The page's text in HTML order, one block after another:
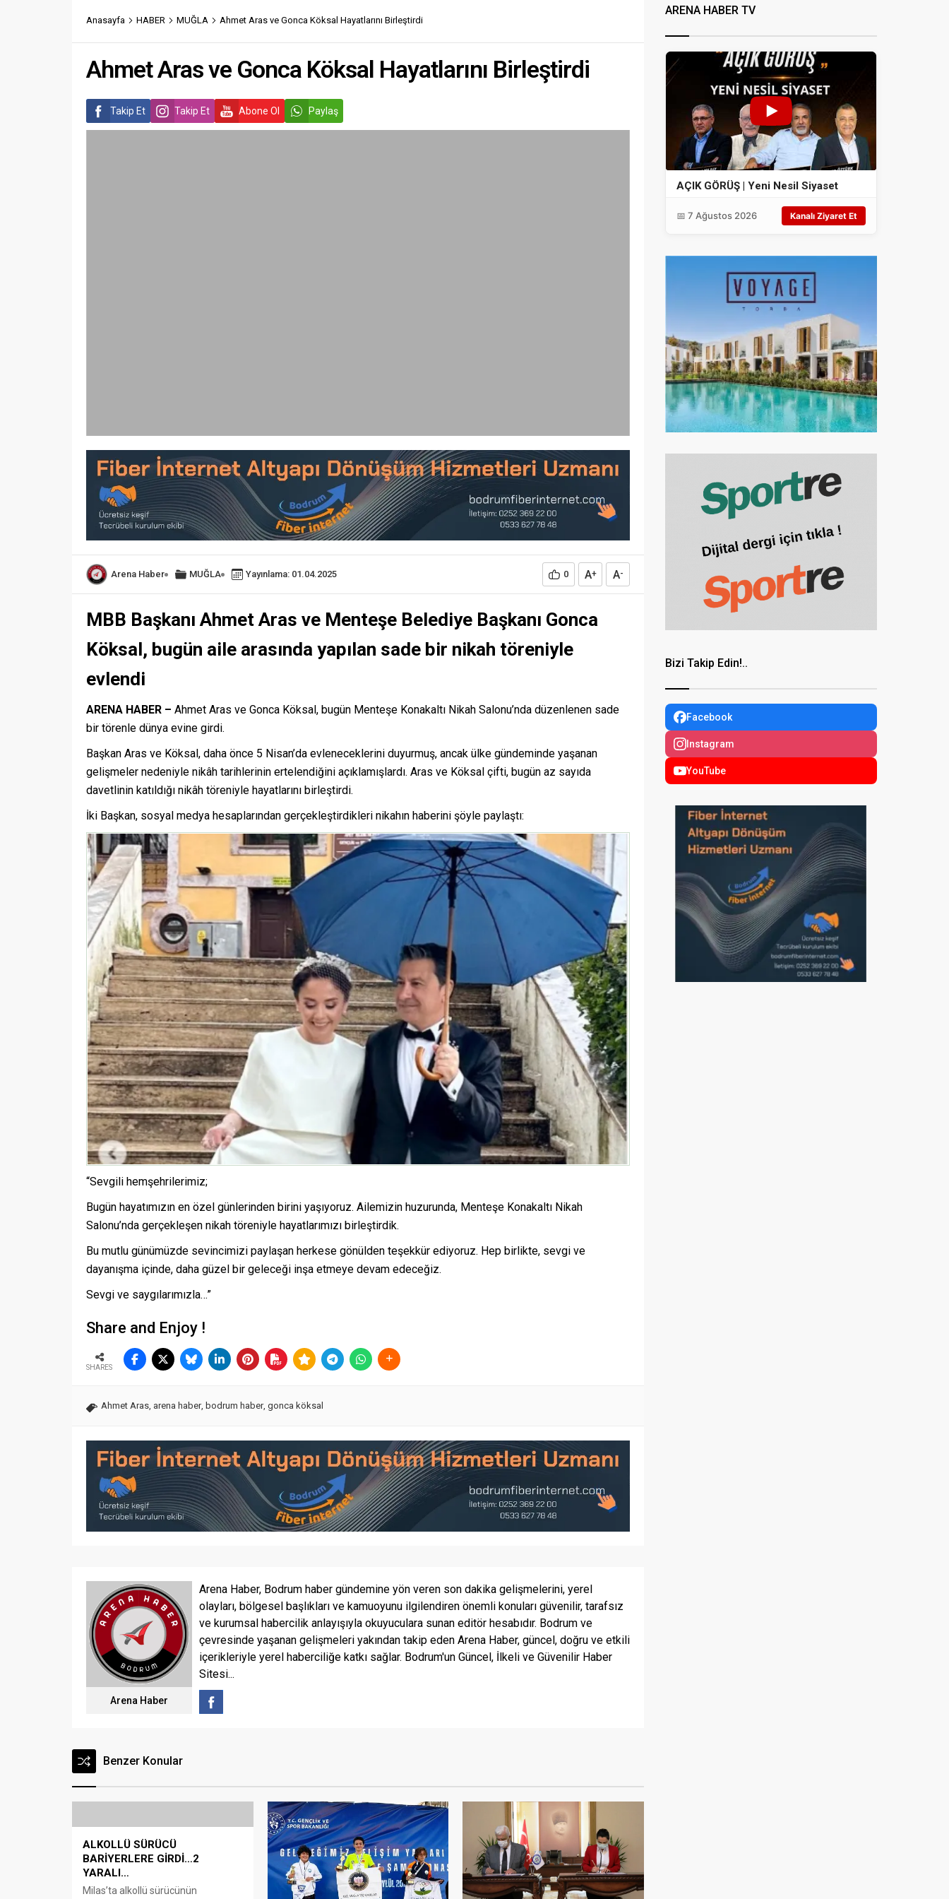
Anasayfa HABER MUĞLA Ahmet Aras ve Gonca Köksal Hayatlarını Birleştirdi
Ahmet Aras ve Gonca Köksal Hayatlarını Birleştirdi
Takip Et Takip Et Abone Ol Paylaş
Arena Haber MUĞLA Yayınlama: 01.04.2025 0 A+ A-
MBB Başkanı Ahmet Aras ve Menteşe Belediye Başkanı Gonca
Köksal, bugün aile arasında yapılan sade bir nikah töreniyle
evlendi
ARENA HABER – Ahmet Aras ve Gonca Köksal, bugün Menteşe Konakaltı Nikah Salonu’nda düzenlenen sade
bir törenle dünya evine girdi.
Başkan Aras ve Köksal, daha önce 5 Nisan’da evleneceklerini duyurmuş, ancak ülke gündeminde yaşanan
gelişmeler nedeniyle nikâh tarihlerinin ertelendiğini açıklamışlardı. Aras ve Köksal çifti, bugün az sayıda
davetlinin katıldığı nikâh töreniyle hayatlarını birleştirdi.
İki Başkan, sosyal medya hesaplarından gerçekleştirdikleri nikahın haberini şöyle paylaştı:
“Sevgili hemşehrilerimiz;
Bugün hayatımızın en özel günlerinden birini yaşıyoruz. Ailemizin huzurunda, Menteşe Konakaltı Nikah
Salonu’nda gerçekleşen nikah töreniyle hayatlarımızı birleştirdik.
Bu mutlu günümüzde sevincimizi paylaşan herkese gönülden teşekkür ediyoruz. Hep birlikte, sevgi ve
dayanışma içinde, daha güzel bir geleceği inşa etmeye devam edeceğiz.
Sevgi ve saygılarımızla…”
Share and Enjoy !
SHARES
Ahmet Aras, arena haber, bodrum haber, gonca köksal
Arena Haber
Arena Haber, Bodrum haber gündemine yön veren son dakika gelişmelerini, yerel
olayları, bölgesel başlıkları ve kamuoyunu ilgilendiren önemli konuları güvenilir, tarafsız
ve kurumsal habercilik anlayışıyla okuyuculara sunan editör hesabıdır. Bodrum ve
çevresinde yaşanan gelişmeleri yakından takip eden Arena Haber, güncel, doğru ve etkili
içerikleriyle yerel haberciliğe katkı sağlar. Bodrum'un Güncel, İlkeli ve Güvenilir Haber
Sitesi...
Benzer Konular
ALKOLLÜ SÜRÜCÜ
BARİYERLERE GİRDİ…2
YARALI…
Milas’ta alkollü sürücünün
ARENA HABER TV
AÇIK GÖRÜŞ | Yeni Nesil Siyaset
📅 7 Ağustos 2026 Kanalı Ziyaret Et
Bizi Takip Edin!..
Facebook
Instagram
YouTube